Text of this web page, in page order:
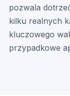
pozwala
kilku realnych
kluczowego
przypadkowe